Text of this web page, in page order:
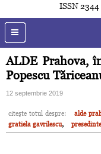
ISSN
ALDE Prahova,
Popescu
12 septembrie 2019
citeşte totul despre: alde
gratiela gavrilescu,